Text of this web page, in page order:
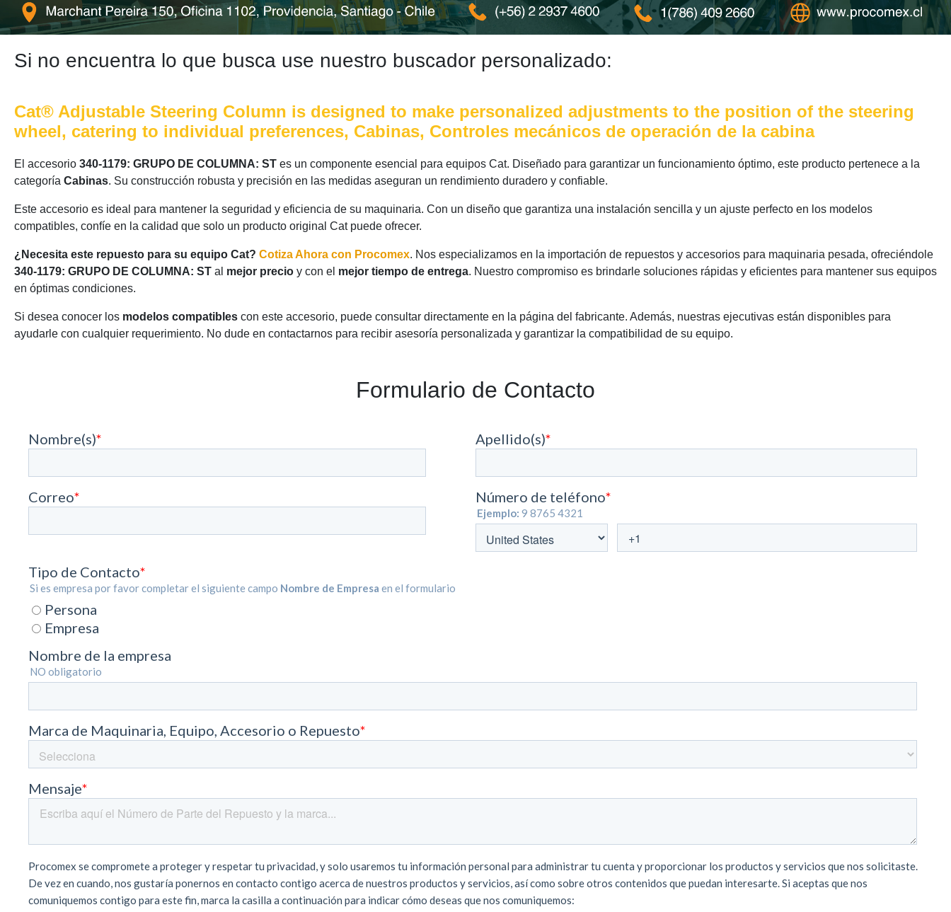
Si no encuentra lo que busca use nuestro buscador personalizado:
Cat® Adjustable Steering Column is designed to make personalized adjustments to the position of the steering
wheel, catering to individual preferences, Cabinas, Controles mecánicos de operación de la cabina
El accesorio 340-1179: GRUPO DE COLUMNA: ST es un componente esencial para equipos Cat. Diseñado para garantizar un funcionamiento óptimo, este producto pertenece a la
categoría Cabinas. Su construcción robusta y precisión en las medidas aseguran un rendimiento duradero y confiable.
Este accesorio es ideal para mantener la seguridad y eficiencia de su maquinaria. Con un diseño que garantiza una instalación sencilla y un ajuste perfecto en los modelos
compatibles, confíe en la calidad que solo un producto original Cat puede ofrecer.
¿Necesita este repuesto para su equipo Cat? Cotiza Ahora con Procomex. Nos especializamos en la importación de repuestos y accesorios para maquinaria pesada, ofreciéndole
340-1179: GRUPO DE COLUMNA: ST al mejor precio y con el mejor tiempo de entrega. Nuestro compromiso es brindarle soluciones rápidas y eficientes para mantener sus equipos
en óptimas condiciones.
Si desea conocer los modelos compatibles con este accesorio, puede consultar directamente en la página del fabricante. Además, nuestras ejecutivas están disponibles para
ayudarle con cualquier requerimiento. No dude en contactarnos para recibir asesoría personalizada y garantizar la compatibilidad de su equipo.
Formulario de Contacto